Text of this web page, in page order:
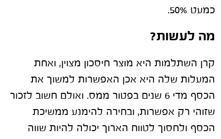
כמעט 50%.
מה לעשות?
קרן השתלמות היא מוצר חיסכון מצוין, ואחת
המעלות שלה היא אכן האפשרות למשוך את
הכסף מדי 6 שנים בפטור ממס. ואולם חשוב לזכור
שזוהי רק אפשרות, ובחירה להימנע ממשיכת
הכסף ולחסוך לטווח הארוך יכולה להיות שווה